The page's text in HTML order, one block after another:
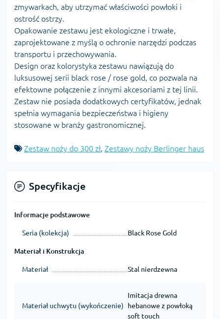
zmywarkach, aby utrzymać właściwości powłoki i
ostrość ostrzy.
Opakowanie zestawu jest ekologiczne i trwałe,
zaprojektowane z myślą o ochronie narzędzi podczas
transportu i przechowywania.
Design oraz kolorystyka zestawu nawiązują do
luksusowej serii black rose / rose gold, co pozwala na
efektowne połączenie z innymi akcesoriami z tej linii.
Zestaw nie posiada dodatkowych certyfikatów, jednak
spełnia wymagania bezpieczeństwa i higieny
stosowane w branży gastronomicznej.
Zestaw noży do 300 zł, Zestawy noży Berlinger haus
Specyfikacje
Informacje podstawowe
Seria (kolekcja) Black Rose Gold
Materiał i Konstrukcja
Materiał Stal nierdzewna
Materiał uchwytu (wykończenie)
Imitacja drewna
hebanowe z powłoką
soft touch